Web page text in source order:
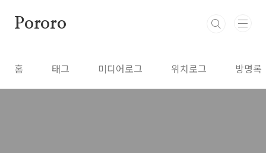
Pororo
홈 태그 미디어로그 위치로그 방명록